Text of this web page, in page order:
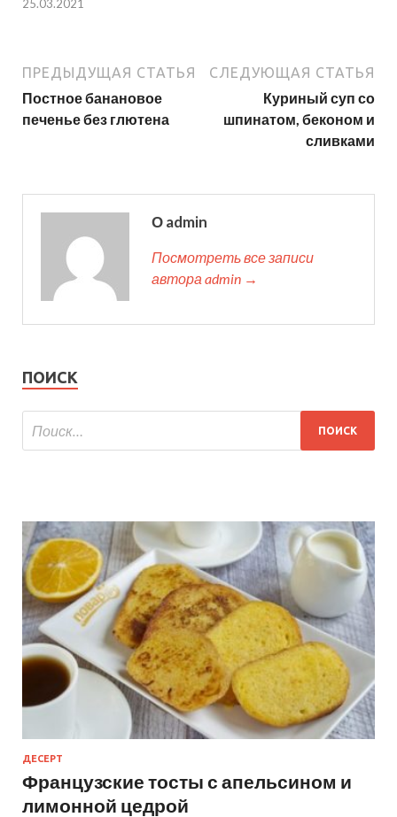
25.03.2021
ПРЕДЫДУЩАЯ СТАТЬЯ
Постное банановое
печенье без глютена
СЛЕДУЮЩАЯ СТАТЬЯ
Куриный суп со
шпинатом, беконом и
сливками
О admin
Посмотреть все записи
автора admin →
ПОИСК
ДЕСЕРТ
Французские тосты с апельсином и
лимонной цедрой